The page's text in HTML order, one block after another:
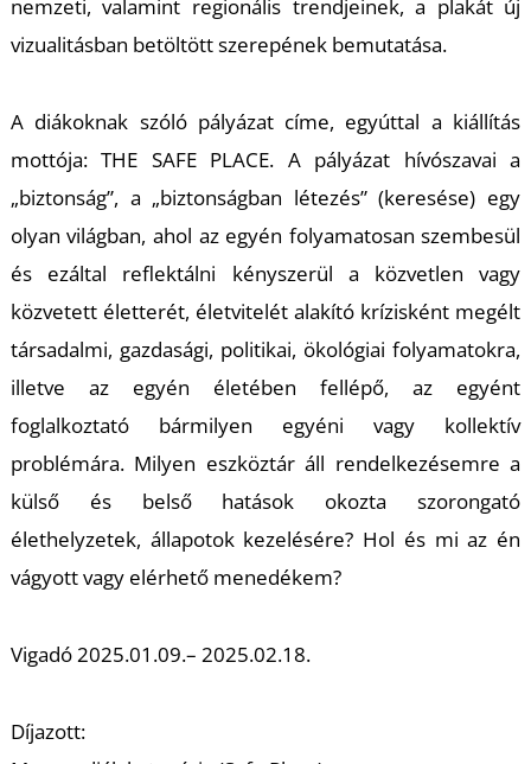
nemzeti, valamint regionális trendjeinek, a plakát új
vizualitásban betöltött szerepének bemutatása.
A diákoknak szóló pályázat címe, egyúttal a kiállítás
mottója: THE SAFE PLACE. A pályázat hívószavai a
„biztonság”, a „biztonságban létezés” (keresése) egy
olyan világban, ahol az egyén folyamatosan szembesül
és ezáltal reflektálni kényszerül a közvetlen vagy
közvetett életterét, életvitelét alakító krízisként megélt
társadalmi, gazdasági, politikai, ökológiai folyamatokra,
illetve az egyén életében fellépő, az egyént
foglalkoztató bármilyen egyéni vagy kollektív
problémára. Milyen eszköztár áll rendelkezésemre a
külső és belső hatások okozta szorongató
élethelyzetek, állapotok kezelésére? Hol és mi az én
vágyott vagy elérhető menedékem?
Vigadó 2025.01.09.– 2025.02.18.
Díjazott: